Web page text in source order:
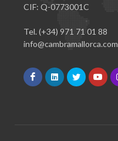
CIF: Q-0773001C
Tel. (+34) 971 71 01 88
info@cambramallorca.com